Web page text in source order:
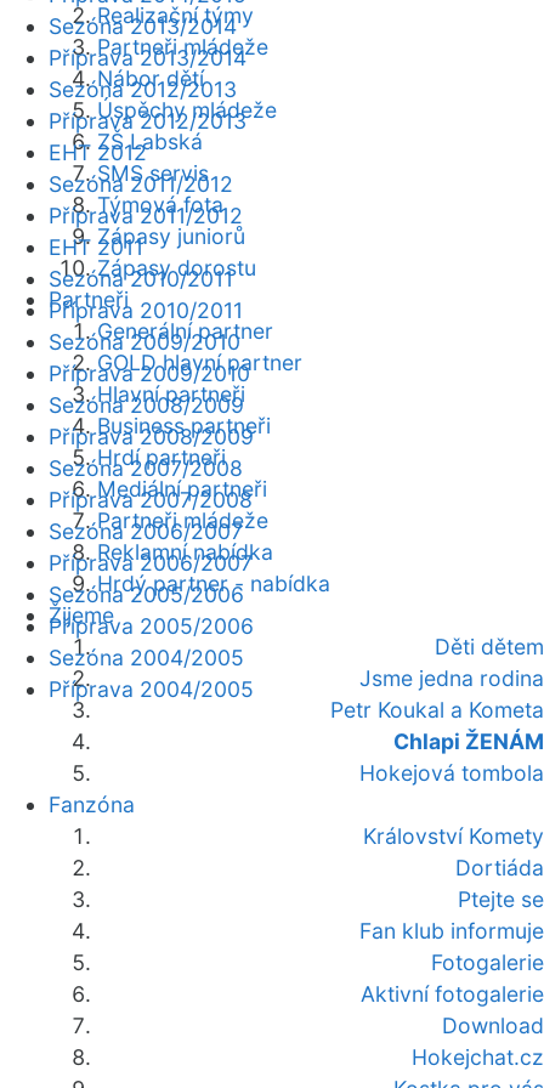
Realizační týmy
Partneři mládeže
Nábor dětí
Úspěchy mládeže
ZŠ Labská
SMS servis
Týmová fota
Zápasy juniorů
Zápasy dorostu
Partneři
Generální partner
GOLD hlavní partner
Hlavní partneři
Business partneři
Hrdí partneři
Mediální partneři
Partneři mládeže
Reklamní nabídka
Hrdý partner - nabídka
Žijeme
Děti dětem
Jsme jedna rodina
Petr Koukal a Kometa
Chlapi ŽENÁM
Hokejová tombola
Fanzóna
Království Komety
Dortiáda
Ptejte se
Fan klub informuje
Fotogalerie
Aktivní fotogalerie
Download
Hokejchat.cz
Sezóna 2013/2014
Příprava 2013/2014
Sezóna 2012/2013
Příprava 2012/2013
EHT 2012
Sezóna 2011/2012
Příprava 2011/2012
EHT 2011
Sezóna 2010/2011
Příprava 2010/2011
Sezóna 2009/2010
Příprava 2009/2010
Sezóna 2008/2009
Příprava 2008/2009
Sezóna 2007/2008
Příprava 2007/2008
Sezóna 2006/2007
Příprava 2006/2007
Sezóna 2005/2006
Příprava 2005/2006
Sezóna 2004/2005
Příprava 2004/2005